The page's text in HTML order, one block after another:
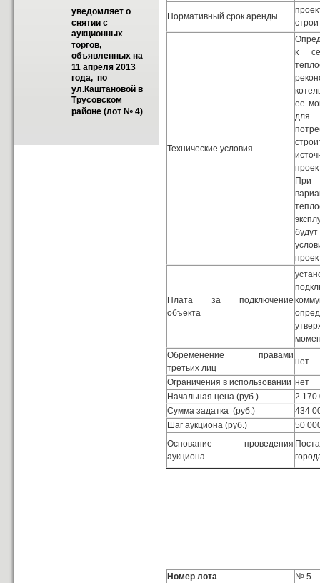
уведомляет о
снятии с
аукционных
торгов,
объявленных на
11 апреля 2013
года,  по
ул.Каштановой в
Трусовском
районе (лот № 4)
Нормативный срок аренды
Технические условия
к
ее
При
Плата за подключение
объекта
Обременение правами
третьих лиц
нет
Ограничения в использовании нет
Начальная цена (руб.)
2 170
Сумма задатка (руб.)
434
Шаг аукциона (руб.)
50
Основание проведения
аукциона
Номер лота № 5